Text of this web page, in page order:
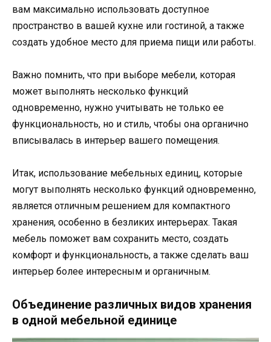
вам максимально использовать доступное
пространство в вашей кухне или гостиной, а также
создать удобное место для приема пищи или работы.
Важно помнить, что при выборе мебели, которая
может выполнять несколько функций
одновременно, нужно учитывать не только ее
функциональность, но и стиль, чтобы она органично
вписывалась в интерьер вашего помещения.
Итак, использование мебельных единиц, которые
могут выполнять несколько функций одновременно,
является отличным решением для компактного
хранения, особенно в безликих интерьерах. Такая
мебель поможет вам сохранить место, создать
комфорт и функциональность, а также сделать ваш
интерьер более интересным и органичным.
Объединение различных видов хранения
в одной мебельной единице